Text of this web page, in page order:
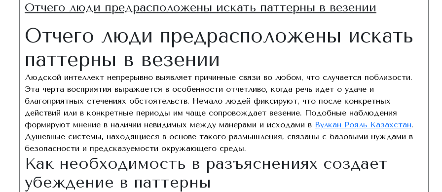
Отчего люди предрасположены искать паттерны в везении
Отчего люди предрасположены искать
паттерны в везении
Людской интеллект непрерывно выявляет причинные связи во любом, что случается поблизости.
Эта черта восприятия выражается в особенности отчетливо, когда речь идет о удаче и
благоприятных стечениях обстоятельств. Немало людей фиксируют, что после конкретных
действий или в конкретные периоды им чаще сопровождает везение. Подобные наблюдения
формируют мнение в наличии невидимых между манерами и исходами в Вулкан Рояль Казахстан.
Душевные системы, находящиеся в основе такого размышления, связаны с базовыми нуждами в
безопасности и предсказуемости окружающего среды.
Как необходимость в разъяснениях создает
убеждение в паттерны
Search